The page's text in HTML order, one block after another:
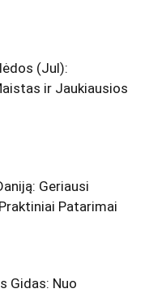
(Jul):
ir Jaukiausios
Geriausi
Patarimai
Gidas: Nuo